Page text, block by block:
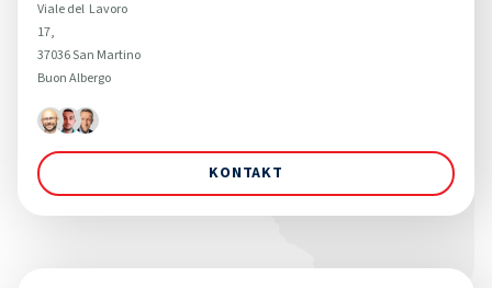
Viale del  Lavoro
17,
37036 San Martino
Buon Albergo
KONTAKT